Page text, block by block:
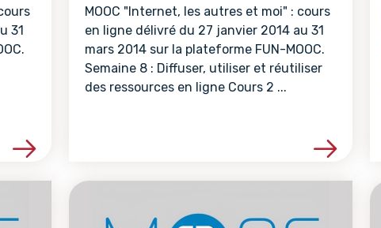
31
de la ressource
MOOC "Internet, les autres et moi" : cours
en ligne délivré du 27 janvier 2014 au 31
mars 2014 sur la plateforme FUN-MOOC.
Semaine 8 : Diffuser, utiliser et réutiliser
des ressources en ligne Cours 2 ...
Voir les détails de la